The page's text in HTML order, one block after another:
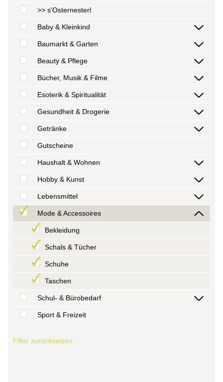
>> s'Osternesterl
Baby & Kleinkind
Baumarkt & Garten
Beauty & Pflege
Bücher, Musik & Filme
Esoterik & Spiritualität
Gesundheit & Drogerie
Getränke
Gutscheine
Haushalt & Wohnen
Hobby & Kunst
Lebensmittel
Mode & Accessoires
Bekleidung
Schals & Tücher
Schuhe
Taschen
Schul- & Bürobedarf
Sport & Freizeit
Filter zurücksetzen